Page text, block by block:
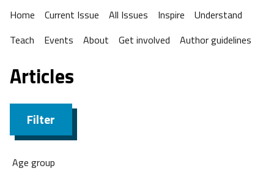
Home
Current Issue All Issues Inspire
Understand
Teach
Events About Get involved Author guidelines
Articles
Filter
Age group